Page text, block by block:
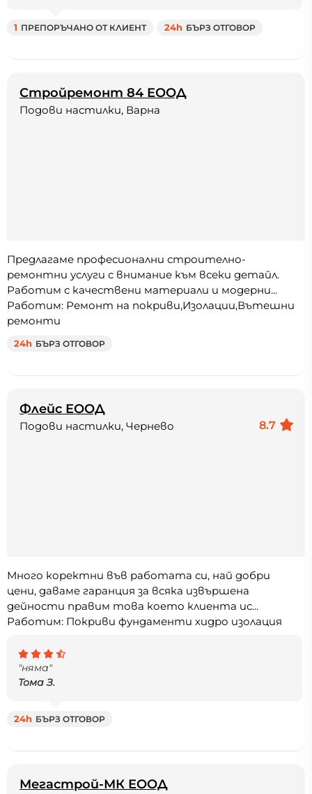
1 ПРЕПОРЪЧАНО ОТ КЛИЕНТ 24h БЪРЗ ОТГОВОР
Стройремонт 84 ЕООД
Подови настилки, Варна
Предлагаме професионални строително-
ремонтни услуги с внимание към всеки детайл.
Работим с качествени материали и модерни...
Работим: Ремонт на покриви,Изолации,Вътешни
ремонти
24h БЪРЗ ОТГОВОР
Флейс ЕООД
8.7
Подови настилки, Чернево
Много коректни във работата си, най добри
цени, даваме гаранция за всяка извършена
дейности правим това което клиента ис...
Работим: Покриви фундаменти хидро изолация
"няма"
Тома З.
24h БЪРЗ ОТГОВОР
Мегастрой-МК ЕООД